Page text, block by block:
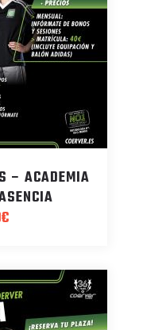
– ACADEMIA
€